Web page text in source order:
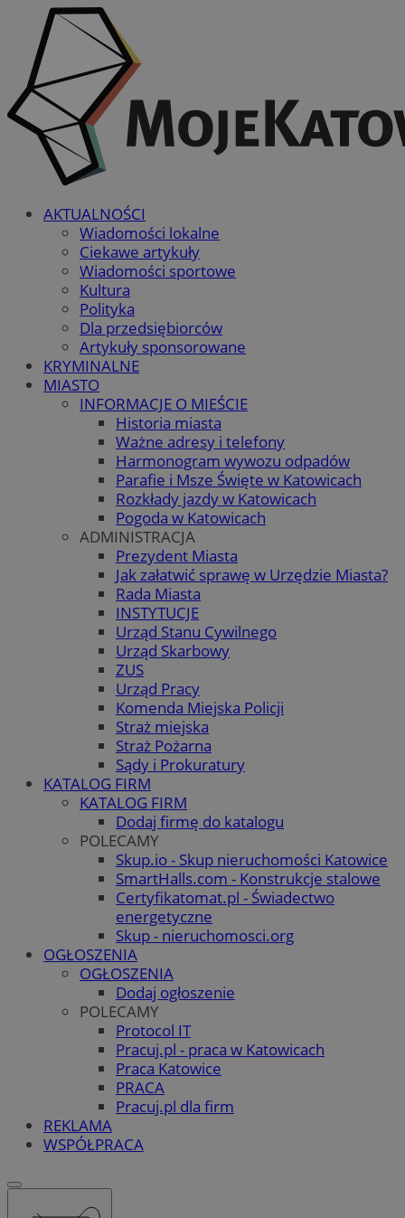
AKTUALNOŚCI
Wiadomości lokalne
Ciekawe artykuły
Wiadomości sportowe
Kultura
Polityka
Dla przedsiębiorców
Artykuły sponsorowane
KRYMINALNE
MIASTO
INFORMACJE O MIEŚCIE
Historia miasta
Ważne adresy i telefony
Harmonogram wywozu odpadów
Parafie i Msze Święte w Katowicach
Rozkłady jazdy w Katowicach
Pogoda w Katowicach
ADMINISTRACJA
Prezydent Miasta
Jak załatwić sprawę w Urzędzie Miasta?
Rada Miasta
INSTYTUCJE
Urząd Stanu Cywilnego
Urząd Skarbowy
ZUS
Urząd Pracy
Komenda Miejska Policji
Straż miejska
Straż Pożarna
Sądy i Prokuratury
KATALOG FIRM
KATALOG FIRM
Dodaj firmę do katalogu
POLECAMY
Skup.io - Skup nieruchomości Katowice
SmartHalls.com - Konstrukcje stalowe
Certyfikatomat.pl - Świadectwo
energetyczne
Skup - nieruchomosci.org
OGŁOSZENIA
OGŁOSZENIA
Dodaj ogłoszenie
POLECAMY
Protocol IT
Pracuj.pl - praca w Katowicach
Praca Katowice
PRACA
Pracuj.pl dla firm
REKLAMA
WSPÓŁPRACA